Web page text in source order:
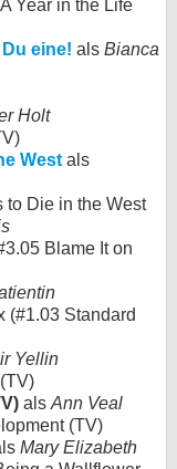
Year in the Life
eine! als Bianca
Holt
West als
to Die in the West
Blame It on
(#1.03 Standard
Yellin
als Ann Veal
(TV)
Mary Elizabeth